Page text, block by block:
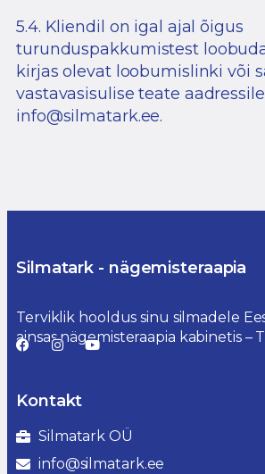
5.4. Kliendil on igal ajal õigus
turunduspakkumistest
kirjas olevat loobumislinki või
vastavasisulise teate aadressile
info@silmatark.ee.
Silmatark - nägemisteraapia
Terviklik hooldus sinu silmadele
ainsas nägemisteraapia kabinetis –
Kontakt
Silmatark OÜ
info@silmatark.ee